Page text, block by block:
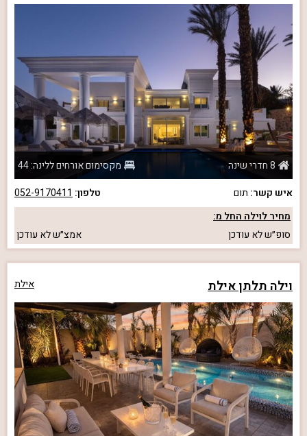
8 חדרי שינה
מקסימום אורחים ללינה: 44
איש קשר: תום טלפון: 052-9170411
מחיר לוילה החל מ:
סופ״שלא עודכן אמצ״שלא עודכן
וילה תלתן אילת אילת